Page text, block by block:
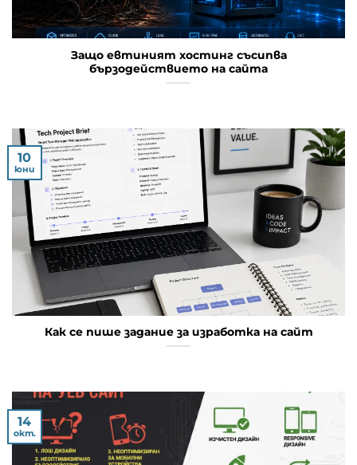
Защо евтиният хостинг съсипва
бързодействието на сайта
Как се пише задание за изработка на сайт
10
юни
14
окт.